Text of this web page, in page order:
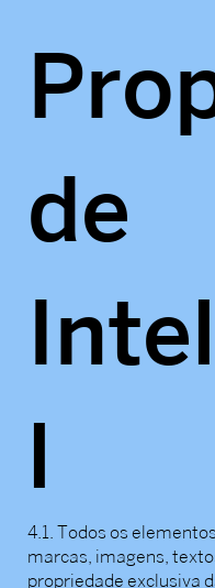
de
l
4.1. Todos os
marcas, imagens,
propriedade exclusiva